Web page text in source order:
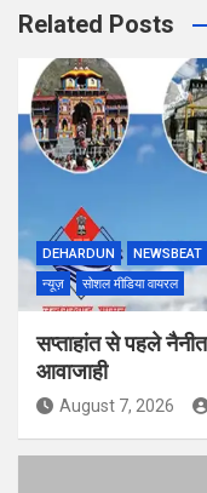
Related Posts
DEHARDUN NEWSBEAT
न्यूज़
सोशल मीडिया वायरल
सप्ताहांत से पहले
आवाजाही
August 7, 2026